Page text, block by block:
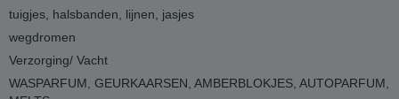
tuigjes, halsbanden, lijnen, jasjes
wegdromen
Verzorging/ Vacht
WASPARFUM, GEURKAARSEN, AMBERBLOKJES, AUTOPARFUM,